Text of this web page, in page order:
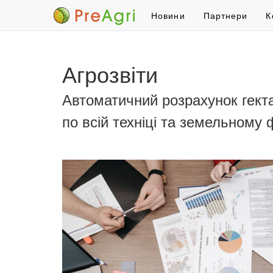
Новини Партнери
Агрозвіти
Автоматичний розрахунок
по всій техніці та